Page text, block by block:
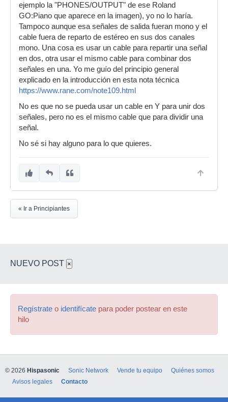
ejemplo la "PHONES/OUTPUT" de ese Roland
GO:Piano que aparece en la imagen), yo no lo haría.
Tampoco aunque esa señales de salida fueran mono y el
cable fuera de reparto de estéreo en sus dos canales
mono. Una cosa es usar un cable para repartir una señal
en dos, otra usar el mismo cable para combinar dos
señales en una. Yo me guío del principio general
explicado en la introducción en esta nota técnica
https://www.rane.com/note109.html
No es que no se pueda usar un cable en Y para unir dos
señales, pero no es el mismo cable que para dividir una
señal.
No sé si hay alguno para lo que quieres.
« Ir a Principiantes
NUEVO POST ×
Regístrate o identifícate para poder postear en este
hilo
© 2026 Hispasonic Sonic Network Vende tu equipo
Quiénes somos
Avisos legales
Contacto